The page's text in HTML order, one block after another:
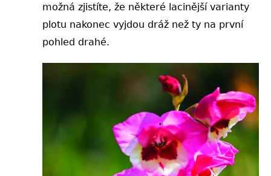
možná zjistíte, že některé lacinější varianty
plotu nakonec vyjdou dráž než ty na první
pohled drahé.